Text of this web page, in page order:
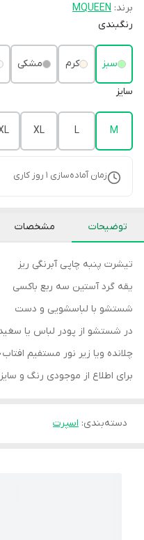
برند: MQUEEN
رنگبندی
سبز کرم مشکی
سایز
M
L
XL
زمان آماده‌سازی 1 روز کاری
توضیحات مشخصات
تیشرت پنبه چاپی آبرنگی ریز
یقه گرد آستین سه ربع باکسی
شستشو با لباسشویی و دست
در شستشو از پودر لباس یا
چلانده ویا زیر نور مستفیم
برای اطلاع از موجودی رنگ و
دسته‌بندی: اسپرت